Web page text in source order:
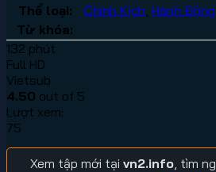
Thể loại:
Chính Kịch Hành Động
Từ khóa:
132 phút
Full HD
Vietsub
4.50 out of 5
Lượt xem:
75
Xem tập mới tại vn2.info, tìm